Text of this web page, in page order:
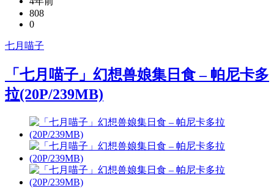
808
0
七月喵子
「七月喵子」幻想兽娘集日食 – 帕尼卡多
拉(20P/239MB)